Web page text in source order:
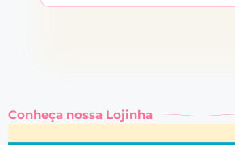
Conheça nossa Lojinha